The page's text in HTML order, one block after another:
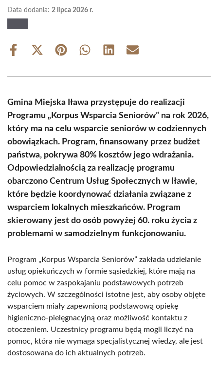
Data dodania: 2 lipca 2026 r.
Share
Share
(Twitter)
Share Share Share Share
Gmina Miejska Iława przystępuje do realizacji
Programu „Korpus Wsparcia Seniorów” na rok 2026,
który ma na celu wsparcie seniorów w codziennych
obowiązkach. Program, finansowany przez budżet
państwa, pokrywa 80% kosztów jego wdrażania.
Odpowiedzialnością za realizację programu
obarczono Centrum Usług Społecznych w Iławie,
które będzie koordynować działania związane z
wsparciem lokalnych mieszkańców. Program
skierowany jest do osób powyżej 60. roku życia z
problemami w samodzielnym funkcjonowaniu.
Program „Korpus Wsparcia Seniorów” zakłada udzielanie
usług opiekuńczych w formie sąsiedzkiej, które mają na
celu pomoc w zaspokajaniu podstawowych potrzeb
życiowych. W szczególności istotne jest, aby osoby objęte
wsparciem miały zapewnioną podstawową opiekę
higieniczno-pielęgnacyjną oraz możliwość kontaktu z
otoczeniem. Uczestnicy programu będą mogli liczyć na
pomoc, która nie wymaga specjalistycznej wiedzy, ale jest
dostosowana do ich aktualnych potrzeb.